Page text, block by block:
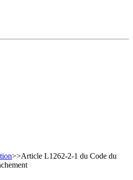
>>Article L1262-2-1 du Code du